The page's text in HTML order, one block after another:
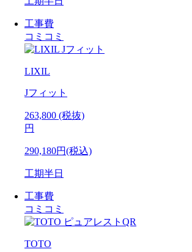
工事費
コミコミ
LIXIL
Jフィット
263,800 (税抜)
円
290,180円(税込)
工期半日
工事費
コミコミ
TOTO